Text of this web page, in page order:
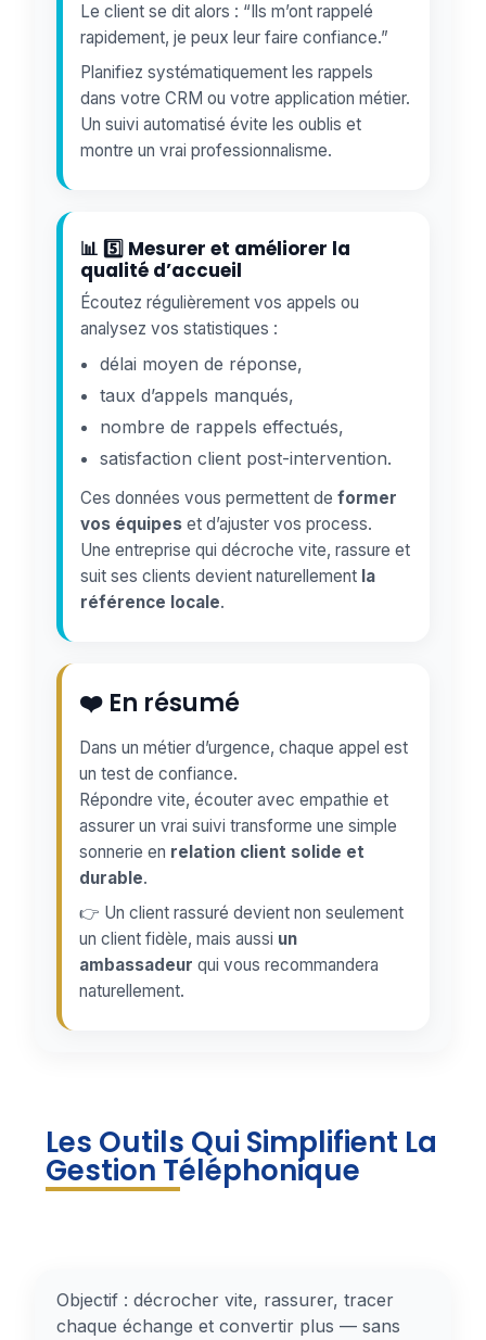
Le client se dit alors : “Ils m’ont rappelé
rapidement, je peux leur faire confiance.”
Planifiez systématiquement les rappels
dans votre CRM ou votre application métier.
Un suivi automatisé évite les oublis et
montre un vrai professionnalisme.
📊 5️⃣ Mesurer et améliorer la
qualité d’accueil
Écoutez régulièrement vos appels ou
analysez vos statistiques :
délai moyen de réponse,
taux d’appels manqués,
nombre de rappels effectués,
satisfaction client post-intervention.
Ces données vous permettent de former
vos équipes et d’ajuster vos process.
Une entreprise qui décroche vite, rassure et
suit ses clients devient naturellement la
référence locale.
❤️ En résumé
Dans un métier d’urgence, chaque appel est
un test de confiance.
Répondre vite, écouter avec empathie et
assurer un vrai suivi transforme une simple
sonnerie en relation client solide et
durable.
👉 Un client rassuré devient non seulement
un client fidèle, mais aussi un
ambassadeur qui vous recommandera
naturellement.
Les Outils Qui Simplifient La
Gestion Téléphonique
Objectif : décrocher vite, rassurer, tracer
chaque échange et convertir plus — sans